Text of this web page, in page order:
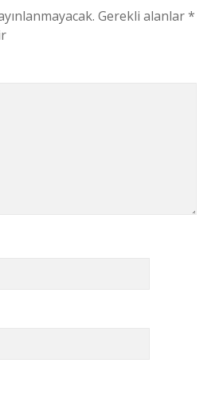
Gerekli alanlar*